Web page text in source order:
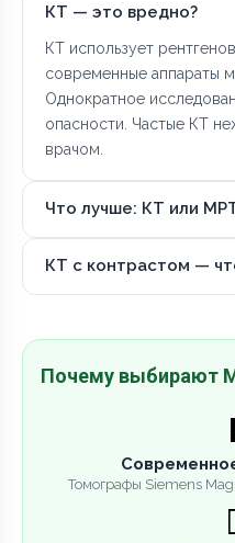
КТ — это вредно?
КТ использует
современные аппараты
Однократное
опасности. Частые КТ
врачом.
Что лучше: КТ или
КТ с контрастом —
Почему выбирают
Томографы Siemens